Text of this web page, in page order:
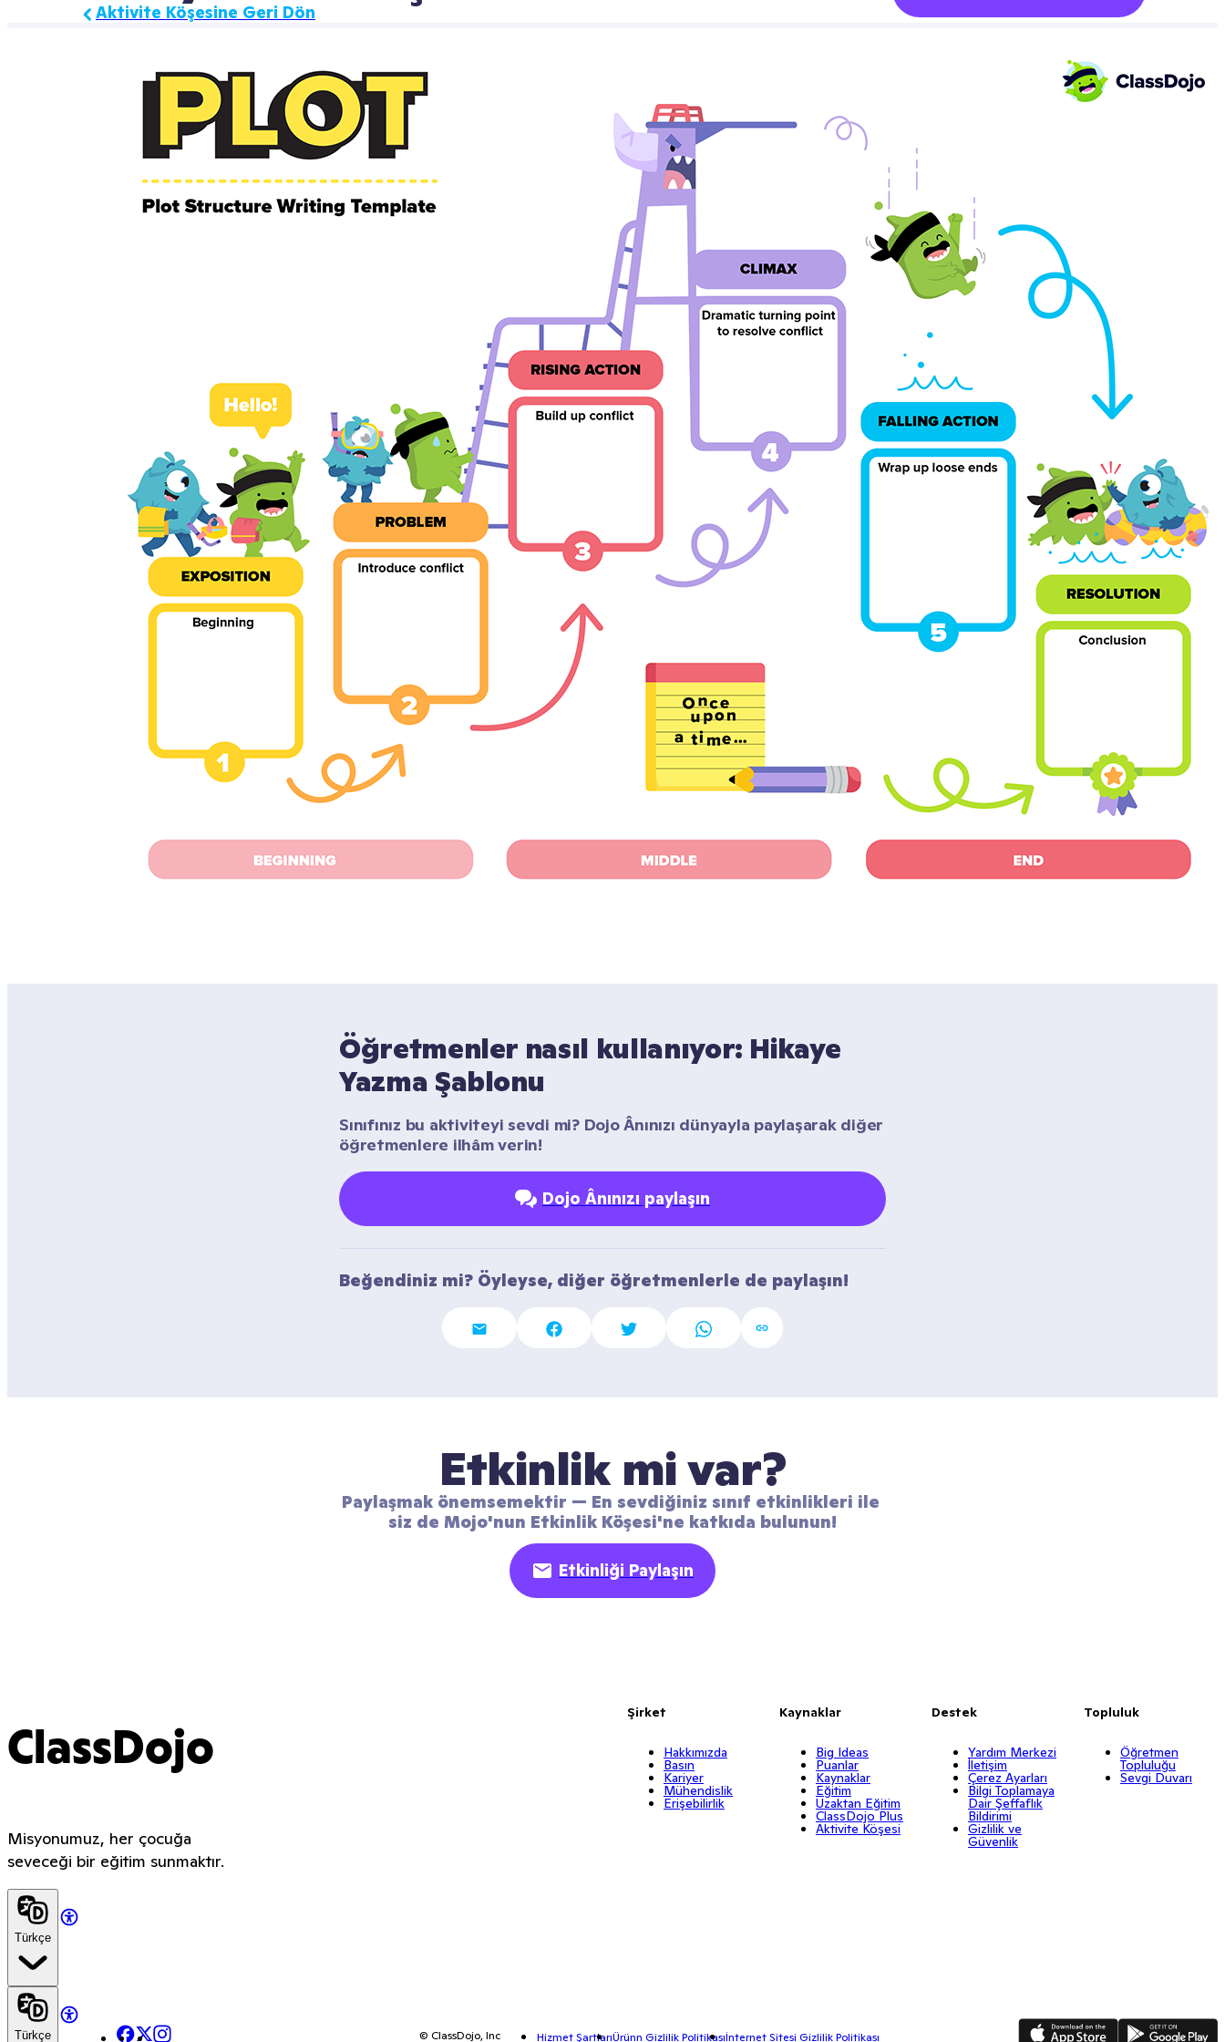
Aktivite Köşesine Geri Dön
Öğretmenler nasıl kullanıyor: Hikaye
Yazma Şablonu
Sınıfınız bu aktiviteyi sevdi mi? Dojo Ânınızı dünyayla paylaşarak diğer
öğretmenlere ilhâm verin!
Dojo Ânınızı paylaşın
Beğendiniz mi? Öyleyse, diğer öğretmenlerle de paylaşın!
Etkinlik mi var?
Paylaşmak önemsemektir — En sevdiğiniz sınıf etkinlikleri ile
siz de Mojo'nun Etkinlik Köşesi'ne katkıda bulunun!
Etkinliği Paylaşın
ClassDojo
Misyonumuz, her çocuğa
seveceği bir eğitim sunmaktır.
Türkçe
Şirket
Hakkımızda
Basın
Kariyer
Mühendislik
Erişebilirlik
Kaynaklar
Big Ideas
Puanlar
Kaynaklar
Eğitim
Uzaktan Eğitim
ClassDojo Plus
Aktivite Köşesi
Destek
Yardım Merkezi
İletişim
Çerez Ayarları
Bilgi Toplamaya
Dair Şeffaflık
Bildirimi
Gizlilik ve
Güvenlik
Topluluk
Öğretmen
Topluluğu
Sevgi Duvarı
Türkçe Facebook
X Instagram © ClassDojo, Inc Hizmet ŞartlarıÜrünn Gizlilik Politikasıİnternet Sitesi Gizlilik Politikası
App Store Google Play